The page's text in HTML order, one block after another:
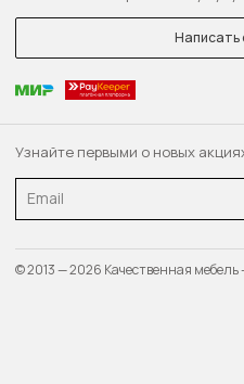
Узнайте первыми о новых
Email
Написать
© 2013 — 2026 Качественная мебель